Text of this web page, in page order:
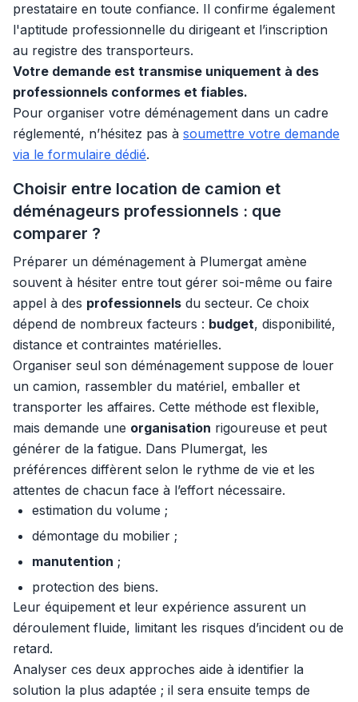
prestataire en toute confiance. Il confirme également
l'aptitude professionnelle du dirigeant et l’inscription
au registre des transporteurs.
Votre demande est transmise uniquement à des
professionnels conformes et fiables.
Pour organiser votre déménagement dans un cadre
réglementé, n’hésitez pas à soumettre votre demande
via le formulaire dédié.
Choisir entre location de camion et
déménageurs professionnels : que
comparer ?
Préparer un déménagement à Plumergat amène
souvent à hésiter entre tout gérer soi-même ou faire
appel à des professionnels du secteur. Ce choix
dépend de nombreux facteurs : budget, disponibilité,
distance et contraintes matérielles.
Organiser seul son déménagement suppose de louer
un camion, rassembler du matériel, emballer et
transporter les affaires. Cette méthode est flexible,
mais demande une organisation rigoureuse et peut
générer de la fatigue. Dans Plumergat, les
préférences diffèrent selon le rythme de vie et les
attentes de chacun face à l’effort nécessaire.
estimation du volume ;
démontage du mobilier ;
manutention ;
protection des biens.
Leur équipement et leur expérience assurent un
déroulement fluide, limitant les risques d’incident ou de
retard.
Analyser ces deux approches aide à identifier la
solution la plus adaptée ; il sera ensuite temps de